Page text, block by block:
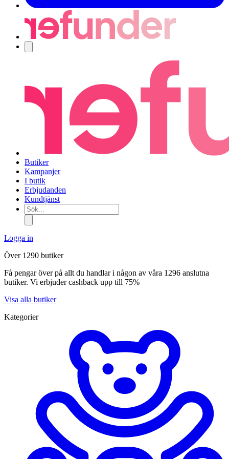
Butiker
Kampanjer
I butik
Erbjudanden
Kundtjänst
Sök...
Logga in
Över 1290 butiker
Få pengar över på allt du handlar i någon av våra 1296 anslutna
butiker. Vi erbjuder cashback upp till 75%
Visa alla butiker
Kategorier